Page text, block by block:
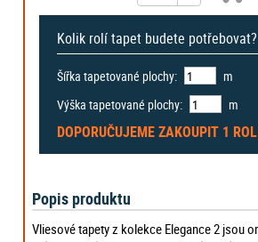
Kolik rolí tapet budete potřebovat?
Šířka tapetované plochy:
m
Výška tapetované plochy:
m
DOPORUČUJEME ZAKOUPIT 1
Popis produktu
Vliesové tapety z kolekce Elegance 2 jsou